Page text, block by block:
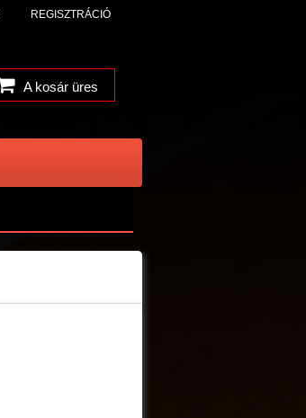
REGISZTRÁCIÓ
A kosár üres